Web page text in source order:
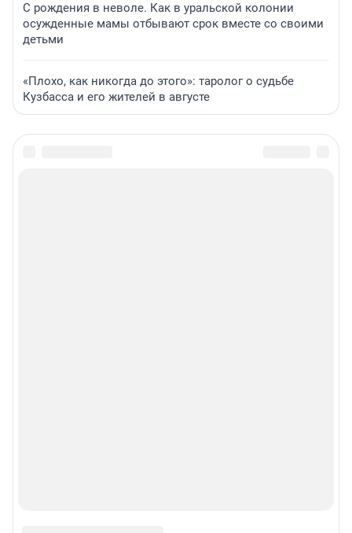
С рождения в неволе. Как в уральской колонии
осужденные мамы отбывают срок вместе со своими
детьми
«Плохо, как никогда до этого»: таролог о судьбе
Кузбасса и его жителей в августе